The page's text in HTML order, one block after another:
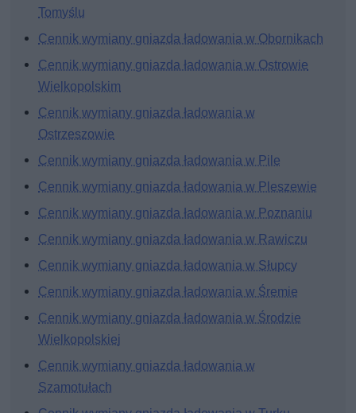
Tomyślu
Cennik wymiany gniazda ładowania w Obornikach
Cennik wymiany gniazda ładowania w Ostrowie
Wielkopolskim
Cennik wymiany gniazda ładowania w
Ostrzeszowie
Cennik wymiany gniazda ładowania w Pile
Cennik wymiany gniazda ładowania w Pleszewie
Cennik wymiany gniazda ładowania w Poznaniu
Cennik wymiany gniazda ładowania w Rawiczu
Cennik wymiany gniazda ładowania w Słupcy
Cennik wymiany gniazda ładowania w Śremie
Cennik wymiany gniazda ładowania w Środzie
Wielkopolskiej
Cennik wymiany gniazda ładowania w
Szamotułach